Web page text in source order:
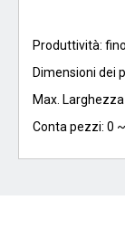
Produttività:
Dimensioni dei
Max.
Conta pezzi: 0